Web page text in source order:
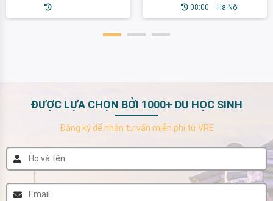
– 2025
Pai Chai, 2023
08:00 Hà Nội
ĐƯỢC LỰA CHỌN BỞI 1000+ DU HỌC SINH
Đăng ký để nhận tư vấn miễn phí từ VRE